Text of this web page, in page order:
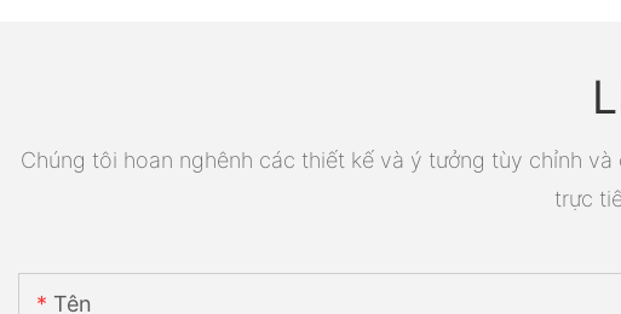
Chúng tôi hoan nghênh các thiết kế và ý tưởng tùy chỉnh
trực
Tên